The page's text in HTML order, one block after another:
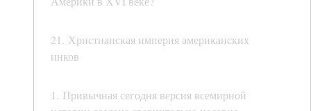
21. Христианская империя американских
инков
1. Привычная сегодня версия всемирной